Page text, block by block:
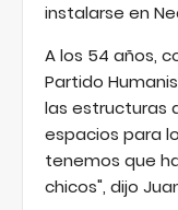
instalarse en
A los 54 años,
Partido
las estructuras
espacios para
tenemos que
chicos", dijo